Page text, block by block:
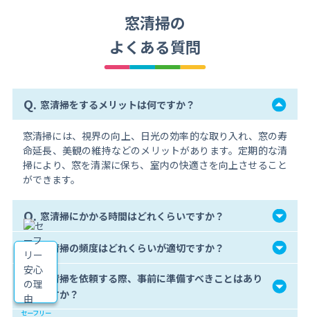
窓清掃の
よくある質問
Q. 窓清掃をするメリットは何ですか？
窓清掃には、視界の向上、日光の効率的な取り入れ、窓の寿
命延長、美観の維持などのメリットがあります。定期的な清
掃により、窓を清潔に保ち、室内の快適さを向上させること
ができます。
Q. 窓清掃にかかる時間はどれくらいですか？
Q. 窓清掃の頻度はどれくらいが適切ですか？
Q. 窓清掃を依頼する際、事前に準備すべきことはあり
ますか？
セーフリー